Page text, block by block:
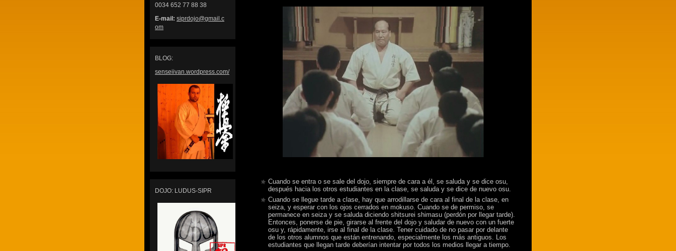
0034 652 77 88 38
E-mail: siprdojo@gmail.c
om
BLOG:
senseiivan.wordpress.com/
DOJO: LUDUS-SIPR
Cuando se entra o se sale del dojo, siempre de cara a él, se saluda y se dice osu,
después hacia los otros estudiantes en la clase, se saluda y se dice de nuevo osu.
Cuando se llegue tarde a clase, hay que arrodillarse de cara al final de la clase, en
seiza, y esperar con los ojos cerrados en mokuso. Cuando se de permiso, se
permanece en seiza y se saluda diciendo shitsurei shimasu (perdón por llegar tarde).
Entonces, ponerse de pie, girarse al frente del dojo y saludar de nuevo con un fuerte
osu y, rápidamente, irse al final de la clase. Tener cuidado de no pasar por delante
de los otros alumnos que están entrenando, especialmente los más antiguos. Los
estudiantes que llegan tarde deberían intentar por todos los medios llegar a tiempo.